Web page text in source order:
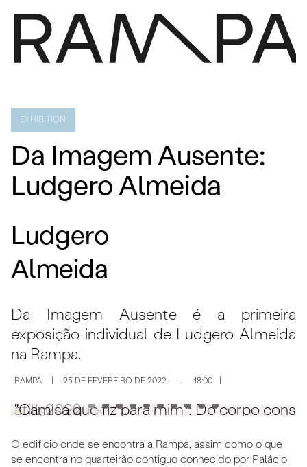
IMPRENSA
CONTACTOS
ARQUIVO
EXHIBITION
Da Imagem Ausente:
Ludgero Almeida
Ludgero
Almeida
Da Imagem Ausente é a primeira
exposição individual de Ludgero Almeida
na Rampa.
RAMPA 25 DE FEVEREIRO DE 2022 — 18:00
still, 2022
"Camisa que fiz para mim”: Do corpo
O edifício onde se encontra a Rampa, assim como o que
se encontra no quarteirão contíguo conhecido por Palácio